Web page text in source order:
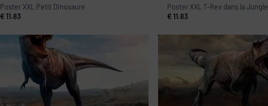
Poster XXL Petit Dinosaure
€ 11.83
Poster XXL T-Rex dans la Jungle
€ 11.83